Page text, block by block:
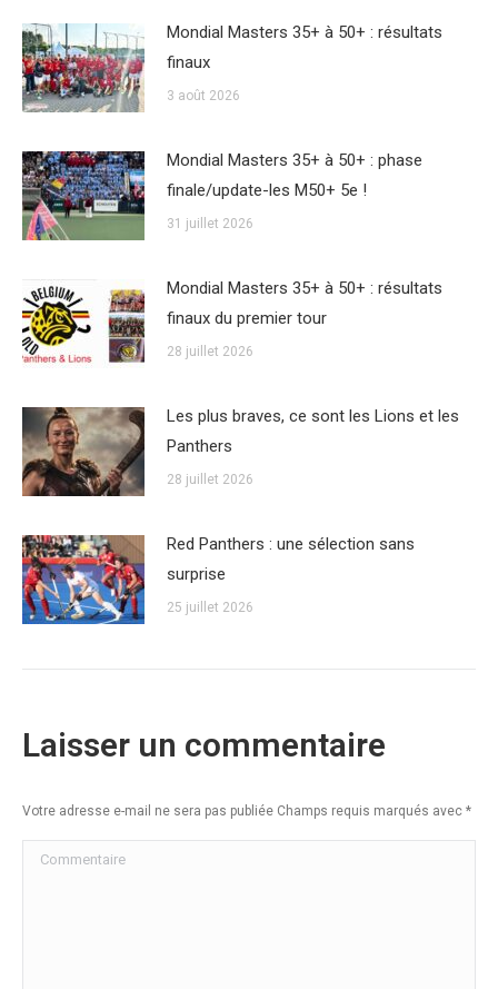
Mondial Masters 35+ à 50+ : résultats
finaux
3 août 2026
Mondial Masters 35+ à 50+ : phase
finale/update-les M50+ 5e !
31 juillet 2026
Mondial Masters 35+ à 50+ : résultats
finaux du premier tour
28 juillet 2026
Les plus braves, ce sont les Lions et les
Panthers
28 juillet 2026
Red Panthers : une sélection sans
surprise
25 juillet 2026
Laisser un commentaire
Votre adresse e-mail ne sera pas publiée Champs requis marqués avec *
Commentaire